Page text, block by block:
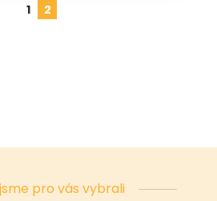
1 2
pro vás vybrali